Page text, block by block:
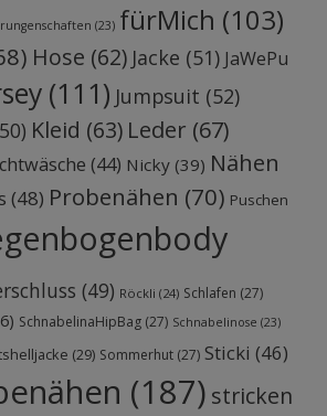
(23) fürMich (103)
Hose (62) Jacke (51) JaWePu
(111) Jumpsuit (52)
Kleid (63) Leder (67)
(44) Nicky (39) Nähen
(48) Probenähen (70) Puschen
(49) Röckli (24) Schlafen (27)
SchnabelinaHipBag (27) Schnabelinose (23)
(29) Sommerhut (27) Sticki (46)
(187) stricken